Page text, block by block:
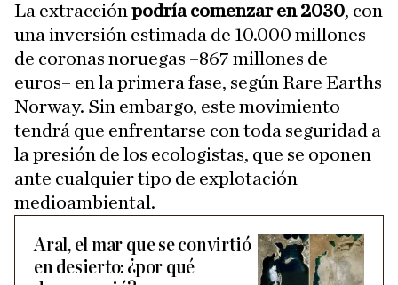
La extracción podría comenzar en 2030, con
una inversión estimada de 10.000 millones
de coronas noruegas –867 millones de
euros– en la primera fase, según Rare Earths
Norway. Sin embargo, este movimiento
tendrá que enfrentarse con toda seguridad a
la presión de los ecologistas, que se oponen
ante cualquier tipo de explotación
medioambiental.
Aral, el mar que se convirtió
en desierto: ¿por qué